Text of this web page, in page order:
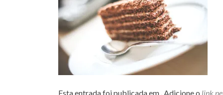
Esta entrada foi publicada em . Adicione o link